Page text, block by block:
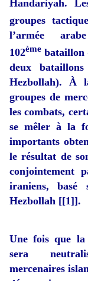
Handariyah.
groupes
l’armée
102ème bataillon
deux
Hezbollah). À
groupes de
les combats,
se mêler à la
importants
le résultat de
conjointement
iraniens,
Hezbollah [[1]].
Une fois que la
sera
mercenaires